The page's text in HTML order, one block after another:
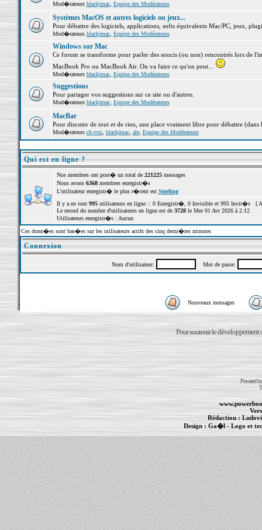
Mod�rateurs blackjmac, Equipe des Modérateurs
Systèmes MacOS et autres logiciels ou jeux...
Pour débattre des logiciels, applications, softs équivalents Mac/PC, jeux,
Mod�rateurs blackjmac, Equipe des Modérateurs
Windows sur Mac
Ce forum se transforme pour parler des soucis (ou non) rencontrés lors de
MacBook Pro ou MacBook Air. On va faire ce qu'on peut...
Mod�rateurs blackjmac, Equipe des Modérateurs
Suggestions
Pour partager vos suggestions sur ce site ou d'autres.
Mod�rateurs blackjmac, Equipe des Modérateurs
MacBar
Pour discuter de tout et de rien, une place vraiment libre pour débattre (dans
Mod�rateurs ch-vox, blackjmac, ale, Equipe des Modérateurs
Qui est en ligne ?
Nos membres ont post� un total de 221225messages
Nous avons 6368membres enregistr�s
L'utilisateur enregistr� le plus r�cent est Sterling
Il y a en tout 995utilisateurs en ligne :: 0 Enregistr�, 0 Invisible et 995 Invit�s [
Le record du nombre d'utilisateurs en ligne est de 3728le Mer 01 Avr 2026 à 2:12
Utilisateurs enregistr�s : Aucun
Ces donn�es sont bas�es sur les utilisateurs actifs des cinq derni�res minutes
Connexion
Nom d'utilisateur: Mot de passe:
Nouveaux messages
Pour soutenir le développement
Powered
Rédaction :
Design : Ga�l- Logo et